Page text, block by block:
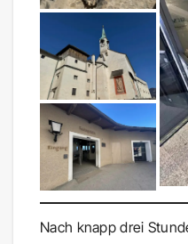
Nach knapp drei